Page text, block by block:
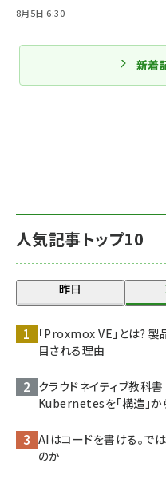
人気記事トップ10
昨日
「Proxmox VE」とは?
目される理由
クラウドネイティブ教科
Kubernetesを「構造」
AIはコードを書ける。で
のか
8月5日 6:30
新着